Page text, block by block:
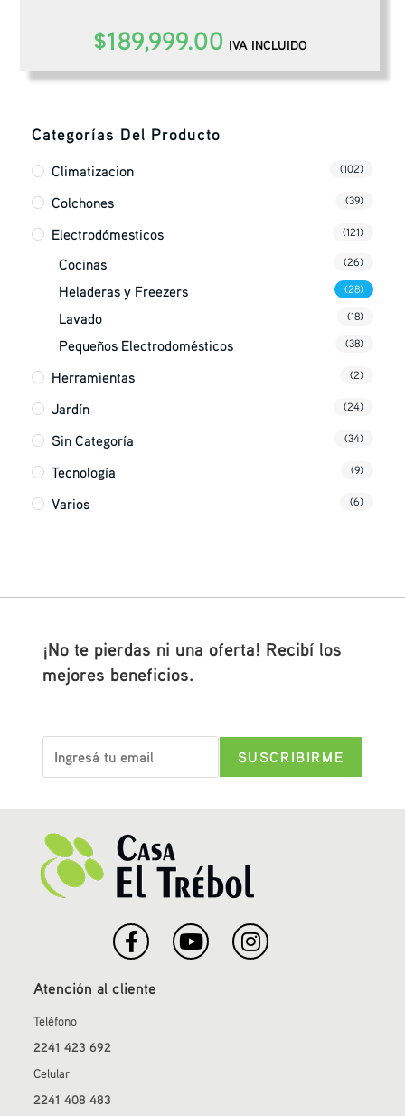
$189,999.00 IVA INCLUIDO
Categorías Del Producto
Climatizacion (102)
Colchones (39)
Electrodómesticos (121)
Cocinas (26)
Heladeras y Freezers (28)
Lavado (18)
Pequeños Electrodomésticos (38)
Herramientas (2)
Jardín (24)
Sin Categoría (34)
Tecnología (9)
Varios (6)
¡No te pierdas ni una oferta! Recibí los
mejores beneficios.
Atención al cliente
Teléfono
2241 423 692
Celular
2241 408 483